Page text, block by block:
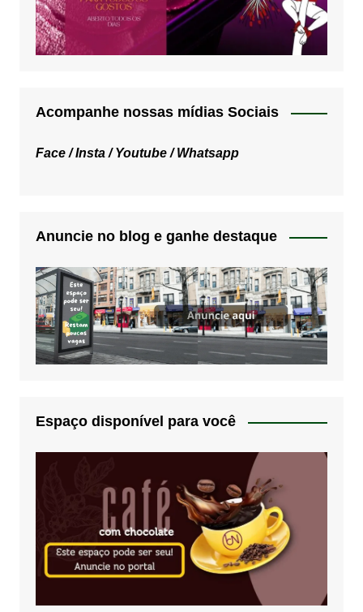
Acompanhe nossas mídias Sociais
Face /Insta /Youtube /Whatsapp
Anuncie no blog e ganhe destaque
Espaço disponível para você